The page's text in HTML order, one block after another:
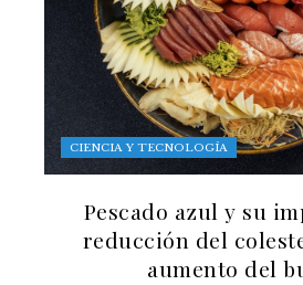
CIENCIA Y TECNOLOGÍA
Pescado azul y su
reducción del
aumento del